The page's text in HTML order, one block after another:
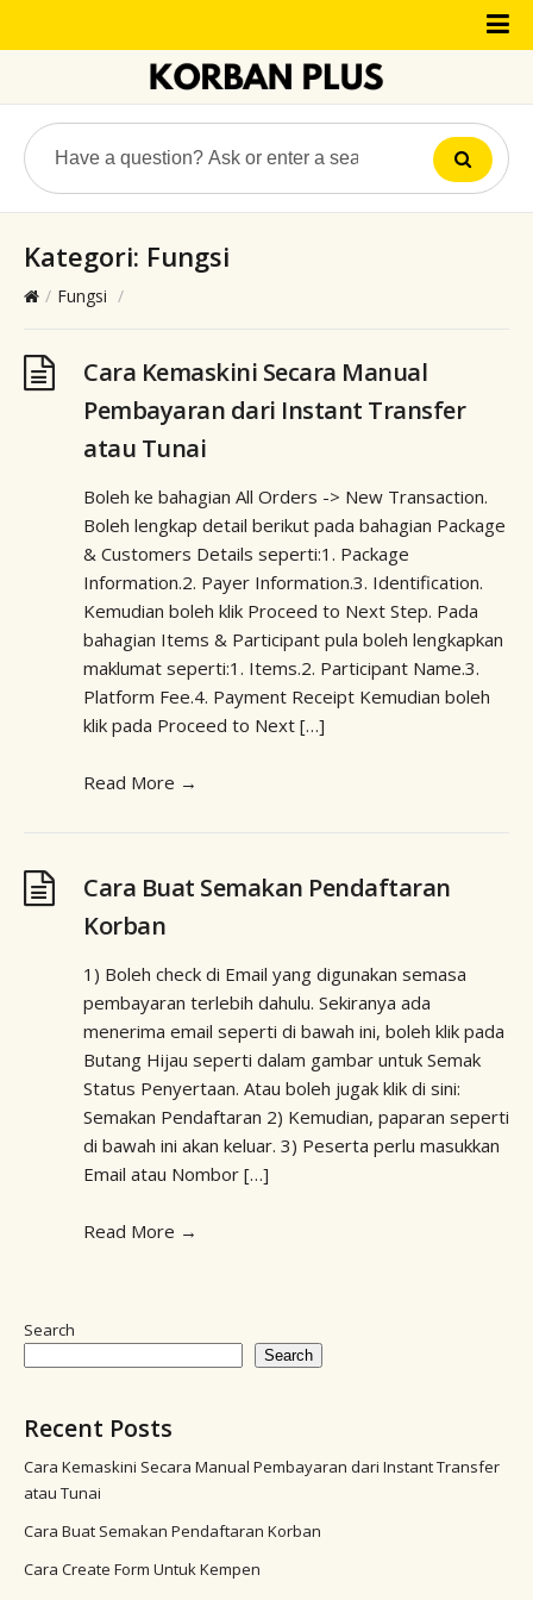
Kategori: Fungsi
/ Fungsi /
Cara Kemaskini Secara Manual
Pembayaran dari Instant Transfer
atau Tunai
Boleh ke bahagian All Orders -> New Transaction.
Boleh lengkap detail berikut pada bahagian Package
& Customers Details seperti:1. Package
Information.2. Payer Information.3. Identification.
Kemudian boleh klik Proceed to Next Step. Pada
bahagian Items & Participant pula boleh lengkapkan
maklumat seperti:1. Items.2. Participant Name.3.
Platform Fee.4. Payment Receipt Kemudian boleh
klik pada Proceed to Next […]
Read More →
Cara Buat Semakan Pendaftaran
Korban
1) Boleh check di Email yang digunakan semasa
pembayaran terlebih dahulu. Sekiranya ada
menerima email seperti di bawah ini, boleh klik pada
Butang Hijau seperti dalam gambar untuk Semak
Status Penyertaan. Atau boleh jugak klik di sini:
Semakan Pendaftaran 2) Kemudian, paparan seperti
di bawah ini akan keluar. 3) Peserta perlu masukkan
Email atau Nombor […]
Read More →
Search
Search
Recent Posts
Cara Kemaskini Secara Manual Pembayaran dari Instant Transfer
atau Tunai
Cara Buat Semakan Pendaftaran Korban
Cara Create Form Untuk Kempen